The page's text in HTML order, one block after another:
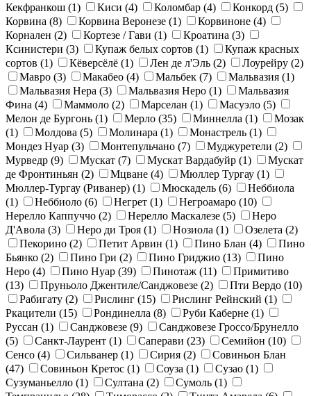
Кекфранкош (1) Киси (4) Коломбар (4) Конкорд (5)
Корвина (8) Корвина Веронезе (1) Корвиноне (4)
Корнален (2) Кортезе / Гави (1) Кроатина (3)
Ксинистери (3) Купаж белых сортов (1)
Купаж красных
сортов (1) Кёверсёлё (1) Лен де л'Эль (2) Лоурейру (2)
Мавро (3) Макабео (4) Мальбек (7) Мальвазия (1)
Мальвазия Нера (3) Мальвазия Неро (1)
Мальвазия
Фина (4) Маммоло (2) Марселан (1) Масуэло (5)
Мелон де Бургонь (1) Мерло (35) Миннелла (1)
Мозак
(1)
Молдова (5) Молинара (1) Монастрель (1)
Мондез Нуар (3) Монтепульчано (7) Муджуретели (2)
Мурведр (9) Мускат (7) Мускат Вардабуйр (1)
Мускат
де Фронтиньян (2) Мцване (4) Мюллер Тургау (1)
Мюллер-Тургау (Риванер) (1) Мюскадель (6)
Неббиола
(1)
Неббиоло (6) Негрет (1) Негроамаро (10)
Нерелло Каппуччо (2) Нерелло Маскалезе (5)
Неро
Д'Авола (3) Неро ди Троя (1) Нозиола (1) Озелета (2)
Пекорино (2) Петит Арвин (1) Пино Блан (4)
Пино
Бьянко (2) Пино Гри (2) Пино Гриджио (13)
Пино
Неро (4) Пино Нуар (39) Пинотаж (11)
Примитиво
(13)
Пруньоло Джентиле/Санджовезе (2) Пти Вердо (10)
Рабигату (2) Рислинг (15) Рислинг Рейнский (1)
Ркацители (15) Рондинелла (8) Руби Каберне (1)
Руссан (1) Санджовезе (9)
Санджовезе Гроссо/Брунелло
(5)
Санкт-Лаурент (1) Саперави (23) Семийон (10)
Сенсо (4) Сильванер (1) Сирия (2)
Совиньон Блан
(47)
Совиньон Кретос (1) Соуза (1) Сузао (1)
Сузуманьелло (1) Султана (2) Сумоль (1)